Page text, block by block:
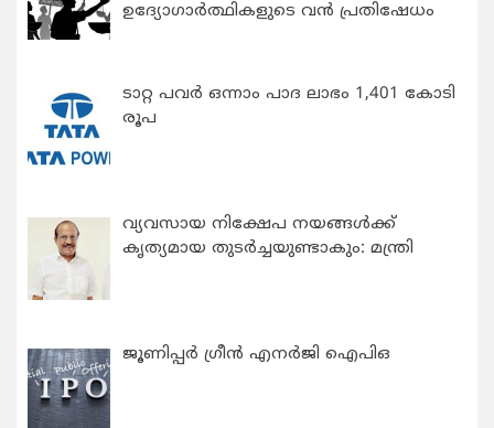
ഉദ്യോഗാര്‍ത്ഥികളുടെ വന്‍ പ്രതിഷേധം
ടാറ്റ പവർ ഒന്നാം പാദ ലാഭം 1,401 കോടി
രൂപ
വ്യവസായ നിക്ഷേപ നയങ്ങള്‍ക്ക്
കൃത്യമായ തുടര്‍ച്ചയുണ്ടാകും: മന്ത്രി
ജൂണിപ്പർ ഗ്രീൻ എനർജി ഐപിഒ